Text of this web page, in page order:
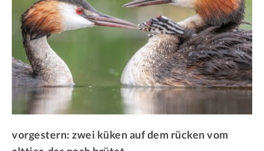
vorgestern: zwei küken auf dem rücken vom